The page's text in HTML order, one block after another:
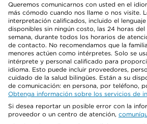
Queremos comunicarnos con usted en el
más cómodo cuando nos llame o nos visite.
interpretación calificados, incluido el lenguaje
disponibles sin ningún costo, las 24 horas
semana, durante todos los horarios de
de contacto. No recomendamos que la
menores actúen como intérpretes. Solo se
intérprete y personal calificado para
idioma. Esto puede incluir proveedores,
cuidado de la salud bilingües. Están a su
de comunicación: en persona, por teléfono,
Obtenga información sobre los servicios de
Si desea reportar un posible error con la
proveedor o un centro de atención,